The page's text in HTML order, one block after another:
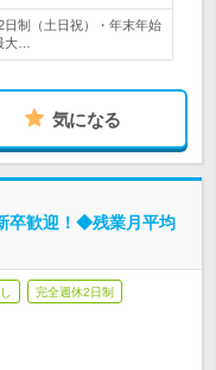
制（土日祝）・年末年始
大…
気になる
卒歓迎！◆残業月平均
完全週休2日制